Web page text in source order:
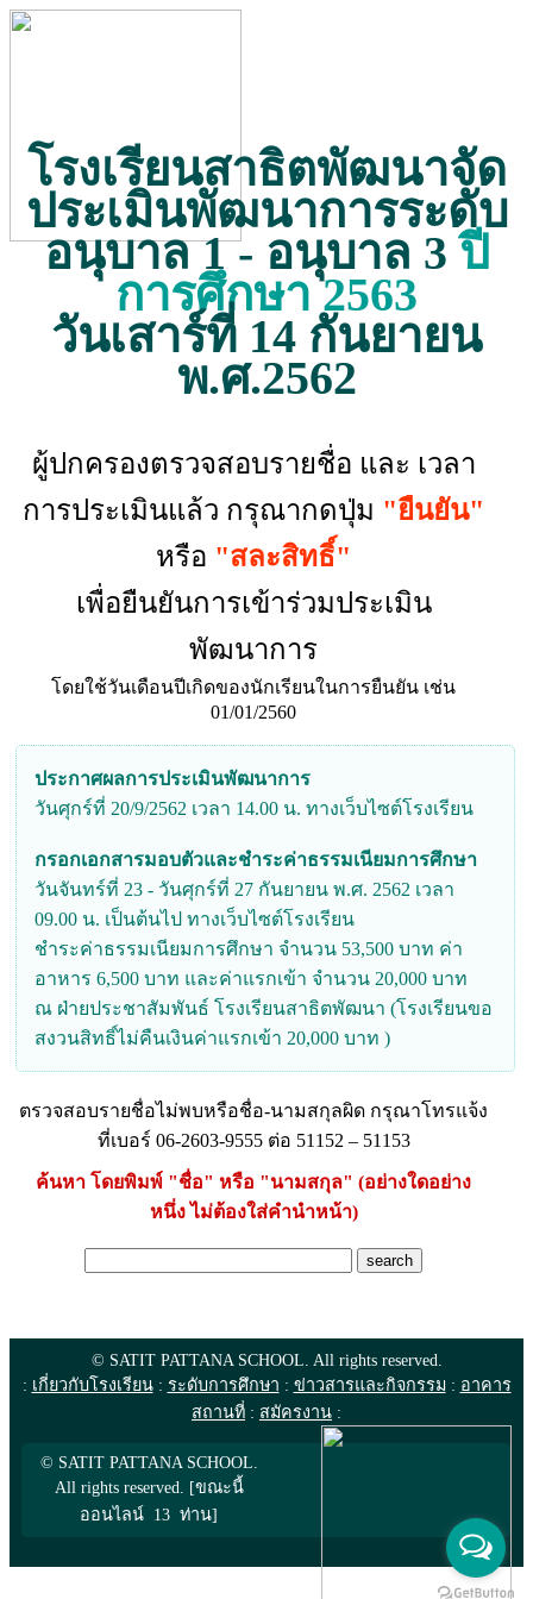
โรงเรียนสาธิตพัฒนาจัด
ประเมินพัฒนาการระดับ
อนุบาล 1 - อนุบาล 3 ปี
การศึกษา 2563
วันเสาร์ที่ 14 กันยายน
พ.ศ.2562
ผู้ปกครองตรวจสอบรายชื่อ และ เวลา
การประเมินแล้ว กรุณากดปุ่ม "ยืนยัน"
หรือ "สละสิทธิ์"
เพื่อยืนยันการเข้าร่วมประเมิน
พัฒนาการ
โดยใช้วันเดือนปีเกิดของนักเรียนในการยืนยัน เช่น
01/01/2560
ประกาศผลการประเมินพัฒนาการ
วันศุกร์ที่ 20/9/2562 เวลา 14.00 น. ทางเว็บไซต์โรงเรียน
กรอกเอกสารมอบตัวและชำระค่าธรรมเนียมการศึกษา
วันจันทร์ที่ 23 - วันศุกร์ที่ 27 กันยายน พ.ศ. 2562 เวลา
09.00 น. เป็นต้นไป ทางเว็บไซต์โรงเรียน
ชำระค่าธรรมเนียมการศึกษา จำนวน 53,500 บาท ค่า
อาหาร 6,500 บาท และค่าแรกเข้า จำนวน 20,000 บาท
ณ ฝ่ายประชาสัมพันธ์ โรงเรียนสาธิตพัฒนา (โรงเรียนขอ
สงวนสิทธิ์ไม่คืนเงินค่าแรกเข้า 20,000 บาท )
ตรวจสอบรายชื่อไม่พบหรือชื่อ-นามสกุลผิด กรุณาโทรแจ้ง
ที่เบอร์ 06-2603-9555 ต่อ 51152 – 51153
ค้นหา โดยพิมพ์ "ชื่อ" หรือ "นามสกุล" (อย่างใดอย่าง
หนึ่ง ไม่ต้องใส่คำนำหน้า)
© SATIT PATTANA SCHOOL. All rights reserved.
: เกี่ยวกับโรงเรียน: ระดับการศึกษา : ข่าวสารและกิจกรรม : อาคาร
สถานที่ : สมัครงาน :
© SATIT PATTANA SCHOOL.
All rights reserved. [ขณะนี้
ออนไลน์ 13 ท่าน]